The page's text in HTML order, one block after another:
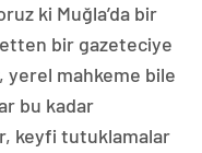
ki Muğla’da bir
bir gazeteciye
yerel mahkeme bile
bu kadar
keyfi tutuklamalar